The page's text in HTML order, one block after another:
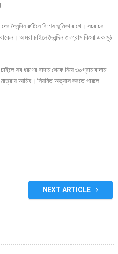
দৈনন্দিন রুটিনে বিশেষ ভূমিকা রাখে। সচরাচর
আমরা চাইলে দৈনন্দিন ৩০গ্রাম কিংবা এক মুঠ
সব ধরণের বাদাম থেকে নিয়ে ৩০গ্রাম বাদাম
মাত্রায় আমিষ। নিয়মিত অভ্যাস করতে পারলে
NEXT ARTICLE